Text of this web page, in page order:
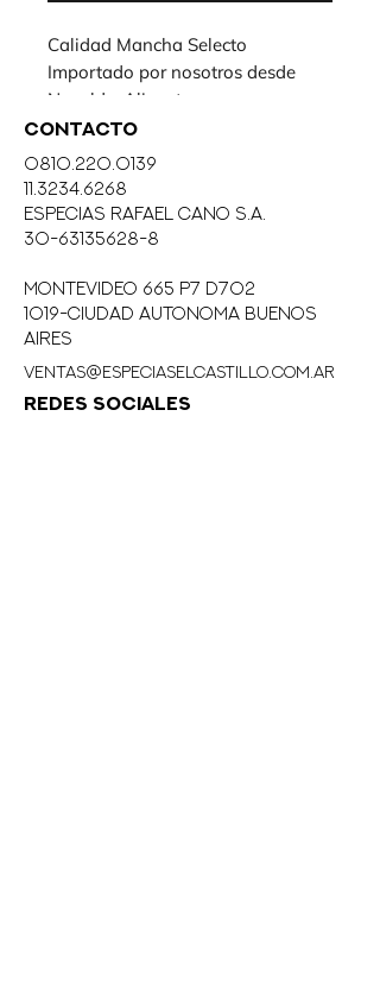
Calidad Mancha Selecto
Importado por nosotros desde
Novelda-Alicante.
CONTACTO
0810.220.0139
11.3234.6268
eSPECIAS RAFAEL CANO S.A.
30-63135628-8
MONTEVIDEO 665 P7 D702
1019-CIUDAD AUTONOMA BUENOS
AIRES
ventas@especiaselcastillo.com.ar
REDES SOCIALES